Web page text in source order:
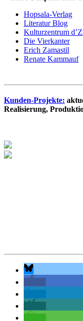
Hopsala-Verlag
Literatur Blog
Kulturzentrum
Die Vierkanter
Erich Zamastil
Renate Kammauf
Kunden-Projekte:
Realisierung,